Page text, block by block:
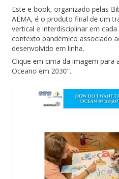
Este e-book, organizado pelas
AEMA, é o produto final de um
vertical e interdisciplinar em
contexto pandémico associado
desenvolvido em linha.
Clique em cima da imagem para
Oceano em 2030".